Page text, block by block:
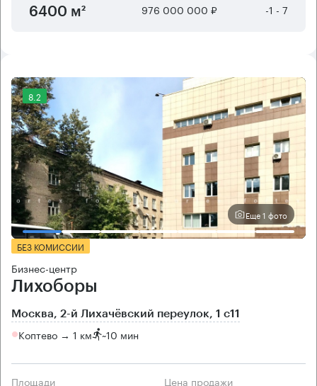
6400 м² 976 000 000 ₽ -1 - 7
8.2
Еще 1 фото
БЕЗ КОМИССИИ
Бизнес-центр
Лихоборы
Москва, 2-й Лихачёвский переулок, 1 с11
Коптево → 1 км ~10 мин
Площади Цена продажи